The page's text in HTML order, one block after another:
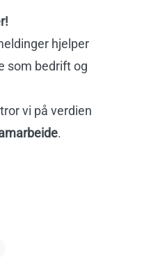
hjelper
som bedrift og
vi på verdien
.